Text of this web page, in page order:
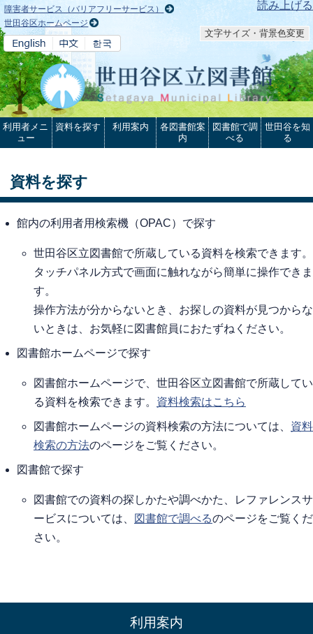
本文へ 読み上げる
障害者サービス（バリアフリーサービス）
世田谷区ホームページ
文字サイズ・背景色変更
利用者メニ
ュー
資料を探す 利用案内
各図書館案
内
図書館で調
べる
世田谷を知
る
資料を探す
館内の利用者用検索機（OPAC）で探す
世田谷区立図書館で所蔵している資料を検索できます。
タッチパネル方式で画面に触れながら簡単に操作できま
す。
操作方法が分からないとき、お探しの資料が見つからな
いときは、お気軽に図書館員におたずねください。
図書館ホームページで探す
図書館ホームページで、世田谷区立図書館で所蔵してい
る資料を検索できます。 資料検索はこちら
図書館ホームページの資料検索の方法については、 資料
検索の方法のページをご覧ください。
図書館で探す
図書館での資料の探しかたや調べかた、レファレンスサ
ービスについては、
図書館で調べるのページをご覧くだ
さい。
利用案内